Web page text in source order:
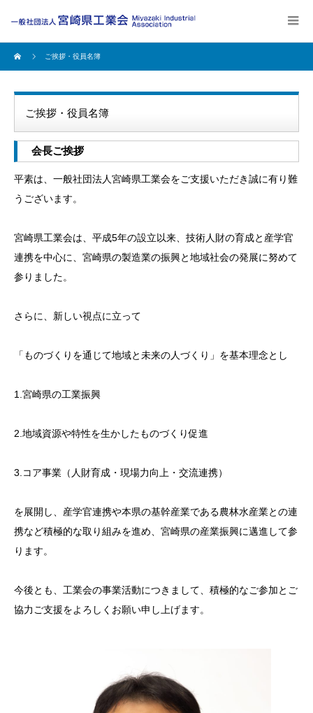
ご挨拶・役員名簿
ご挨拶・役員名簿
会長ご挨拶
平素は、一般社団法人宮崎県工業会をご支援いただき誠に有り難
うございます。
宮崎県工業会は、平成5年の設立以来、技術人財の育成と産学官
連携を中心に、宮崎県の製造業の振興と地域社会の発展に努めて
参りました。
さらに、新しい視点に立って
「ものづくりを通じて地域と未来の人づくり」を基本理念とし
1.宮崎県の工業振興
2.地域資源や特性を生かしたものづくり促進
3.コア事業（人財育成・現場力向上・交流連携）
を展開し、産学官連携や本県の基幹産業である農林水産業との連
携など積極的な取り組みを進め、宮崎県の産業振興に邁進して参
ります。
今後とも、工業会の事業活動につきまして、積極的なご参加とご
協力ご支援をよろしくお願い申し上げます。